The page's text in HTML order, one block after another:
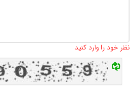
نظر خود را وارد کنید